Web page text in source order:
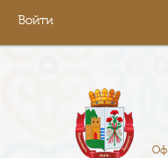
Войти
АДМИНИСТРАЦИЯ